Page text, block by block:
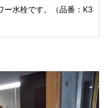
ー水栓です。（品番：K3